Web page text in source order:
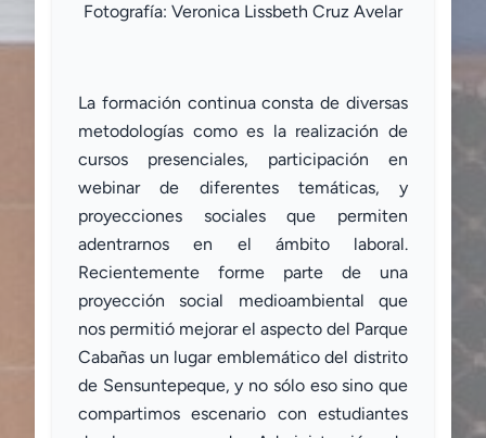
Fotografía: Veronica Lissbeth Cruz Avelar
La formación continua consta de diversas
metodologías como es la realización de
cursos presenciales, participación en
webinar de diferentes temáticas, y
proyecciones sociales que permiten
adentrarnos en el ámbito laboral.
Recientemente forme parte de una
proyección social medioambiental que
nos permitió mejorar el aspecto del Parque
Cabañas un lugar emblemático del distrito
de Sensuntepeque, y no sólo eso sino que
compartimos escenario con estudiantes